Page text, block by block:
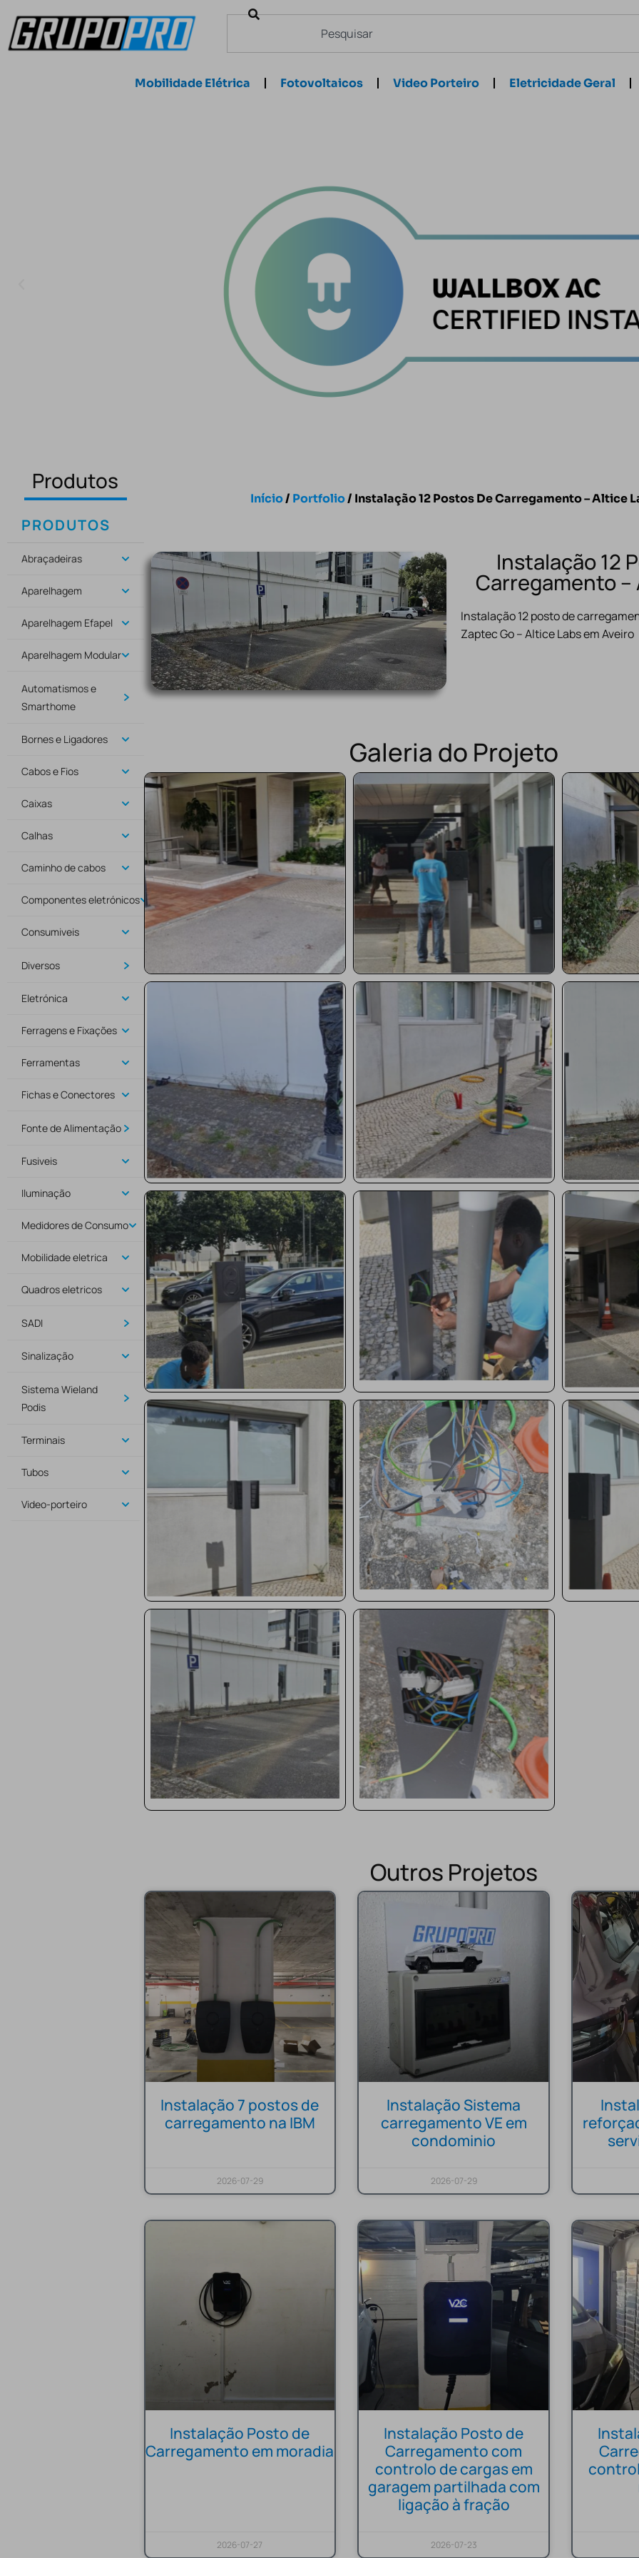
Mobilidade Elétrica Fotovoltaicos Video Porteiro Eletricidade Geral
Produtos
PRODUTOS
Abraçadeiras
Aparelhagem
Aparelhagem Efapel
Aparelhagem Modular
Automatismos e
Smarthome
Bornes e Ligadores
Cabos e Fios
Caixas
Calhas
Caminho de cabos
Componentes eletrónicos
Consumiveis
Diversos
Eletrónica
Ferragens e Fixações
Ferramentas
Fichas e Conectores
Fonte de Alimentação
Fusiveis
Iluminação
Medidores de Consumo
Mobilidade eletrica
Quadros eletricos
SADI
Sinalização
Sistema Wieland
Podis
Terminais
Tubos
Video-porteiro
Início/ Portfolio/ Instalação 12 Postos De Carregamento – Altice
Instalação 12
Carregamento –
Instalação 12 posto de
Zaptec Go – Altice Labs em Aveiro
Galeria do Projeto
Outros Projetos
Instalação 7 postos de
carregamento na IBM
2026-07-29
Instalação Sistema
carregamento VE em
condominio
2026-07-29
Instalação Posto de
Carregamento em moradia
2026-07-27
Instalação Posto de
Carregamento com
controlo de cargas em
garagem partilhada com
ligação à fração
2026-07-23